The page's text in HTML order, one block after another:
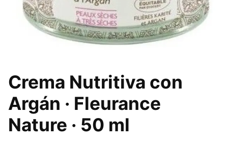
Crema Nutritiva con
Argán · Fleurance
Nature · 50 ml